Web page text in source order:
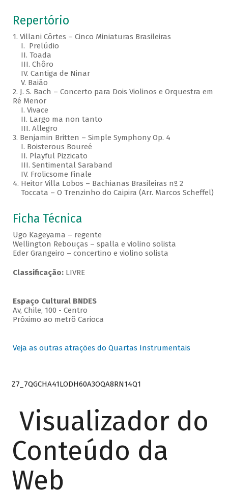
Repertório
1. Villani Côrtes – Cinco Miniaturas Brasileiras
I. Prelúdio
II. Toada
III. Chôro
IV. Cantiga de Ninar
V. Baião
2. J. S. Bach – Concerto para Dois Violinos e Orquestra em
Ré Menor
I. Vivace
II. Largo ma non tanto
III. Allegro
3. Benjamin Britten – Simple Symphony Op. 4
I. Boisterous Boureé
II. Playful Pizzicato
III. Sentimental Saraband
IV. Frolicsome Finale
4. Heitor Villa Lobos – Bachianas Brasileiras nº 2
Toccata – O Trenzinho do Caipira (Arr. Marcos Scheffel)
Ficha Técnica
Ugo Kageyama – regente
Wellington Rebouças – spalla e violino solista
Eder Grangeiro – concertino e violino solista
Classificação: LIVRE
Espaço Cultural BNDES
Av, Chile, 100 - Centro
Próximo ao metrô Carioca
Veja as outras atrações do Quartas Instrumentais
Z7_7QGCHA41LODH60A3OQA8RN14Q1
Visualizador do
Conteúdo da
Web